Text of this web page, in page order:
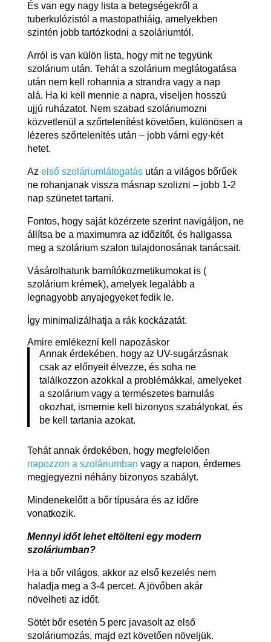
És van egy nagy lista a betegségekről a
tuberkulózistól a mastopathiáig, amelyekben
szintén jobb tartózkodni a szoláriumtól.
Arról is van külön lista, hogy mit ne tegyünk
szolárium után. Tehát a szolárium meglátogatása
után nem kell rohannia a strandra vagy a nap
alá. Ha ki kell mennie a napra, viseljen hosszú
ujjú ruházatot. Nem szabad szoláriumozni
közvetlenül a szőrtelenítést követően, különösen a
lézeres szőrtelenítés után – jobb várni egy-két
hetet.
Az első szoláriumlátogatásután a világos bőrűek
ne rohanjanak vissza másnap szolizni – jobb 1-2
nap szünetet tartani.
Fontos, hogy saját közérzete szerint navigáljon, ne
állítsa be a maximumra az időzítőt, és hallgassa
meg a szolárium szalon tulajdonosának tanácsait.
Vásárolhatunk barnítókozmetikumokat is (
szolárium krémek), amelyek legalább a
legnagyobb anyajegyeket fedik le.
Így minimalizálhatja a rák kockázatát.
Amire emlékezni kell napozáskor
Annak érdekében, hogy az UV-sugárzásnak
csak az előnyeit élvezze, és soha ne
találkozzon azokkal a problémákkal, amelyeket
a szolárium vagy a természetes barnulás
okozhat, ismernie kell bizonyos szabályokat, és
be kell tartania azokat.
Tehát annak érdekében, hogy megfelelően
napozzon a szoláriumban vagy a napon, érdemes
megjegyezni néhány bizonyos szabályt.
Mindenekelőtt a bőr típusára és az időre
vonatkozik.
Mennyi időt lehet eltölteni egy modern
szoláriumban?
Ha a bőr világos, akkor az első kezelés nem
haladja meg a 3-4 percet. A jövőben akár
növelheti az időt.
Sötét bőr esetén 5 perc javasolt az első
szoláriumozás, majd ezt követően növeljük.